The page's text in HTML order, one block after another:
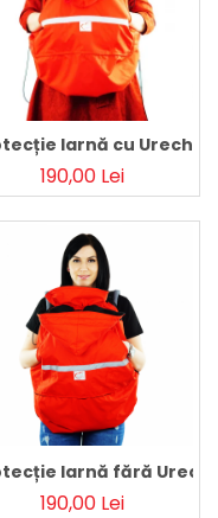
KakiIarnă cu Urechi -
190,00 Lei
Red Iarnă fără
190,00 Lei